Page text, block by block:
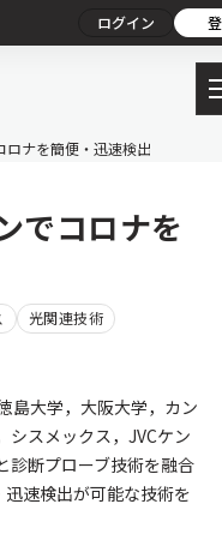
ログイン
ロナを簡便・迅速検出
でコロナを
光関連技術
島大学，大阪大学，カン
シスメックス，JVCケン
診断プローブ技術を融合
速検出が可能な技術を